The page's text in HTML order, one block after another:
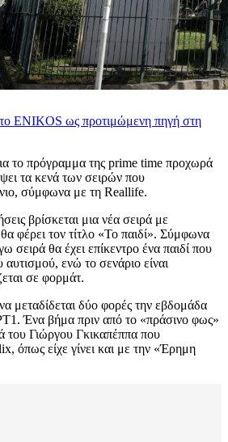
ENIKOS ως προτιμώμενη πηγή στη
το πρόγραμμα της prime time προχωρά
τα κενά των σειρών που
σύμφωνα με τη Reallife.
βρίσκεται μια νέα σειρά με
φέρει τον τίτλο «Το παιδί». Σύμφωνα
σειρά θα έχει επίκεντρο ένα παιδί που
ενώ το σενάριο είναι
σε φορμάτ.
μεταδίδεται δύο φορές την εβδομάδα
Ένα βήμα πριν από το «πράσινο φως»
του Γιώργου Γκικαπέππα που
όπως είχε γίνει και με την «Έρημη